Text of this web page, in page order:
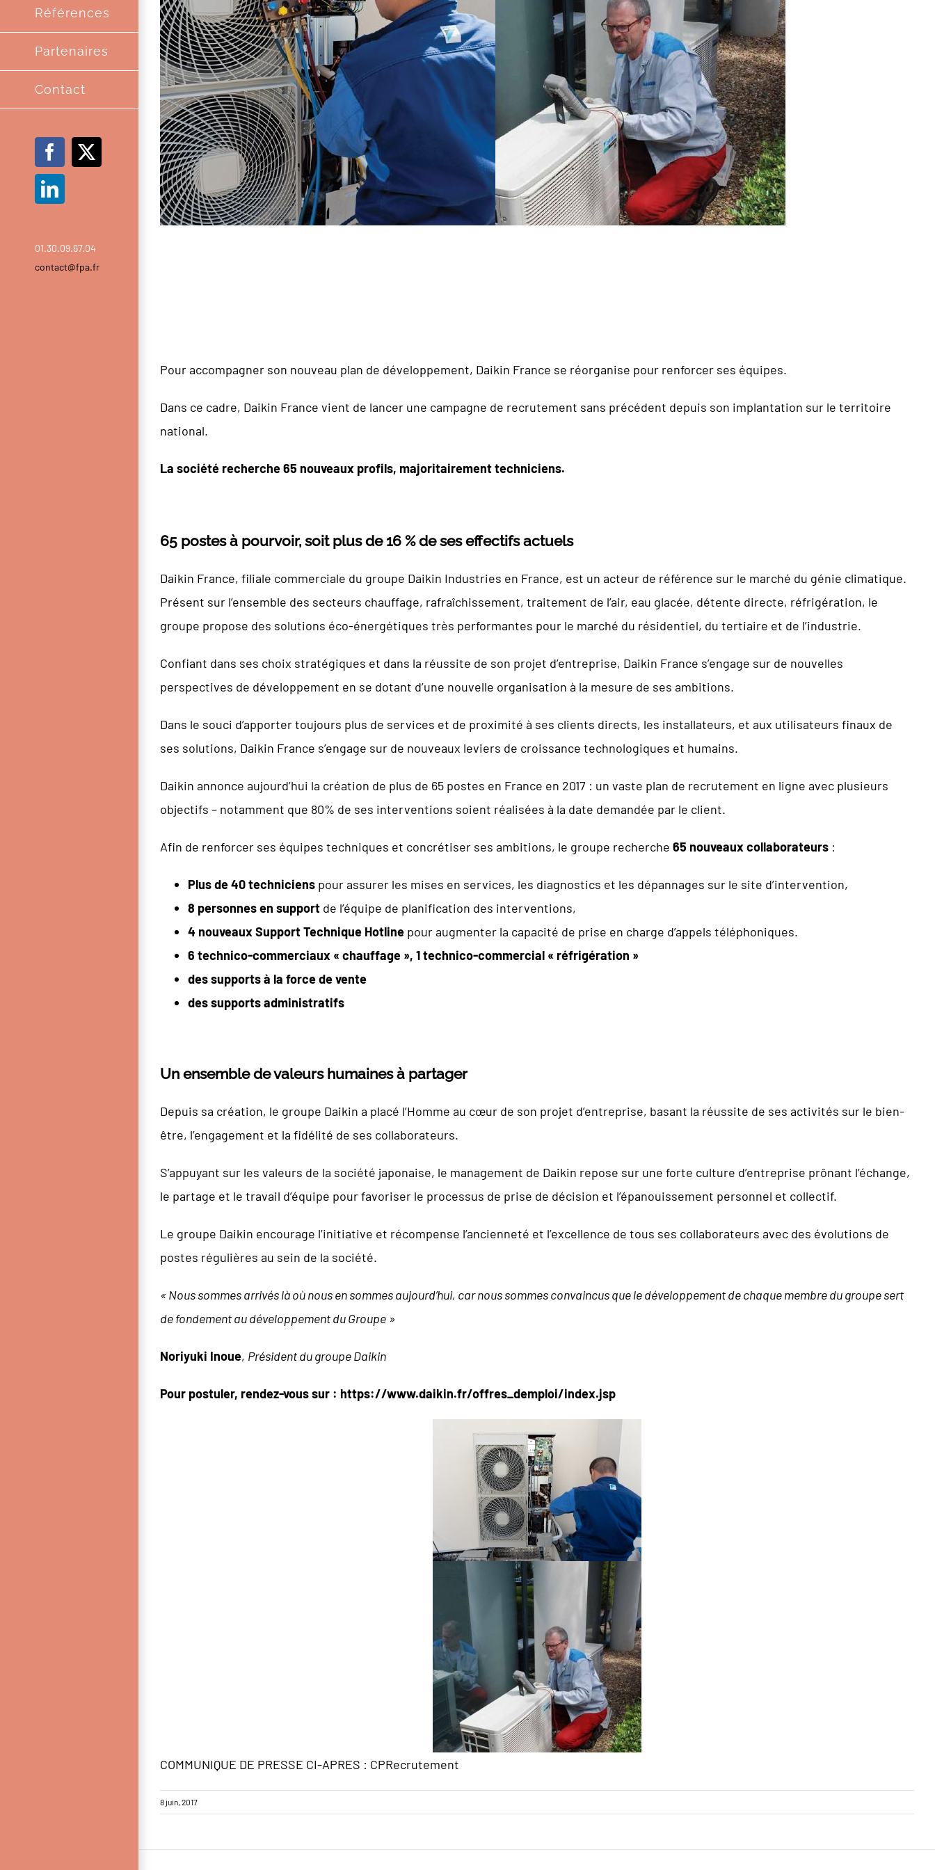
Références
Partenaires
Contact
Facebook
X
LinkedIn
01.30.09.67.04
contact@fpa.fr
Pour accompagner son nouveau plan de développement, Daikin France se réorganise pour renforcer ses équipes.
Dans ce cadre, Daikin France vient de lancer une campagne de recrutement sans précédent depuis son implantation sur le territoire
national.
La société recherche 65 nouveaux profils, majoritairement techniciens.
65 postes à pourvoir, soit plus de 16 % de ses effectifs actuels
Daikin France, filiale commerciale du groupe Daikin Industries en France, est un acteur de référence sur le marché du génie climatique.
Présent sur l’ensemble des secteurs chauffage, rafraîchissement, traitement de l’air, eau glacée, détente directe, réfrigération, le
groupe propose des solutions éco-énergétiques très performantes pour le marché du résidentiel, du tertiaire et de l’industrie.
Confiant dans ses choix stratégiques et dans la réussite de son projet d’entreprise, Daikin France s’engage sur de nouvelles
perspectives de développement en se dotant d’une nouvelle organisation à la mesure de ses ambitions.
Dans le souci d’apporter toujours plus de services et de proximité à ses clients directs, les installateurs, et aux utilisateurs finaux de
ses solutions, Daikin France s’engage sur de nouveaux leviers de croissance technologiques et humains.
Daikin annonce aujourd’hui la création de plus de 65 postes en France en 2017 : un vaste plan de recrutement en ligne avec plusieurs
objectifs – notamment que 80% de ses interventions soient réalisées à la date demandée par le client.
Afin de renforcer ses équipes techniques et concrétiser ses ambitions, le groupe recherche 65 nouveaux collaborateurs :
Plus de 40 techniciens pour assurer les mises en services, les diagnostics et les dépannages sur le site d’intervention,
8 personnes en support de l’équipe de planification des interventions,
4 nouveaux Support Technique Hotline pour augmenter la capacité de prise en charge d’appels téléphoniques.
6 technico-commerciaux « chauffage », 1 technico-commercial « réfrigération »
des supports à la force de vente
des supports administratifs
Un ensemble de valeurs humaines à partager
Depuis sa création, le groupe Daikin a placé l’Homme au cœur de son projet d’entreprise, basant la réussite de ses activités sur le bien-
être, l’engagement et la fidélité de ses collaborateurs.
S’appuyant sur les valeurs de la société japonaise, le management de Daikin repose sur une forte culture d’entreprise prônant l’échange,
le partage et le travail d’équipe pour favoriser le processus de prise de décision et l’épanouissement personnel et collectif.
Le groupe Daikin encourage l’initiative et récompense l’ancienneté et l’excellence de tous ses collaborateurs avec des évolutions de
postes régulières au sein de la société.
« Nous sommes arrivés là où nous en sommes aujourd’hui, car nous sommes convaincus que le développement de chaque membre du groupe sert
de fondement au développement du Groupe »
Noriyuki Inoue, Président du groupe Daikin
Pour postuler, rendez-vous sur : https://www.daikin.fr/offres_demploi/index.jsp
COMMUNIQUE DE PRESSE CI-APRES : CPRecrutement
8 juin, 2017